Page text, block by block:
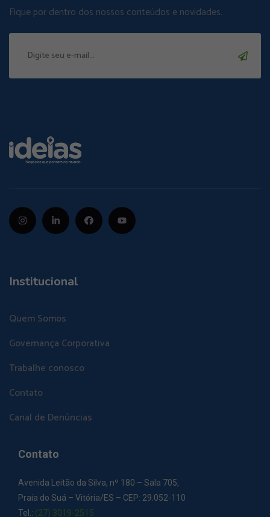
Fique por dentro dos nossos conteúdos e novidades.
Institucional
Quem Somos
Governança Corporativa
Trabalhe conosco
Contato
Canal de Denúncias
Contato
Avenida Leitão da Silva, nº 180 – Sala 705,
Praia do Suá – Vitória/ES – CEP: 29.052-110
Tel.: (27) 3019-2515